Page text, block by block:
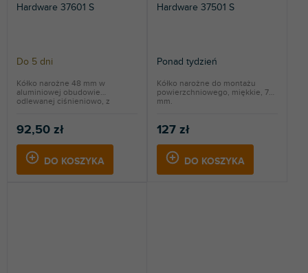
Hardware 37601 S
Do 5 dni
92,50 zł
DO KOSZYKA
Kółko narożne 48 mm w
aluminiowej obudowie
odlewanej ciśnieniowo, z
Hardware 37501 S
Ponad tydzień
127 zł
DO KOSZYKA
Kółko narożne do montażu
powierzchniowego, miękkie, 75
mm.